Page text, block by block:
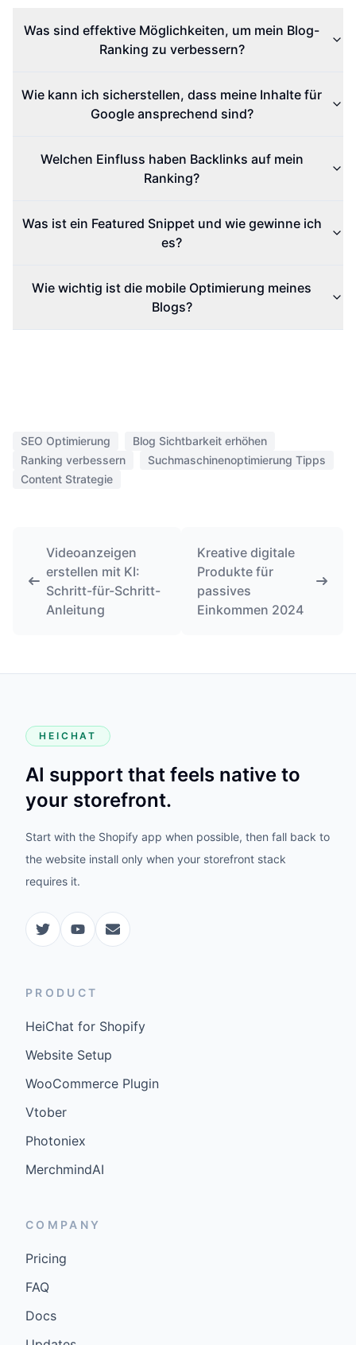
Was sind effektive Möglichkeiten, um mein Blog-
Ranking zu verbessern?
Wie kann ich sicherstellen, dass meine Inhalte für
Google ansprechend sind?
Welchen Einfluss haben Backlinks auf mein
Ranking?
Was ist ein Featured Snippet und wie gewinne ich
es?
Wie wichtig ist die mobile Optimierung meines
Blogs?
SEO Optimierung
Blog Sichtbarkeit erhöhen
Ranking verbessern
Suchmaschinenoptimierung Tipps
Content Strategie
Videoanzeigen
erstellen mit KI:
Schritt-für-Schritt-
Anleitung
Kreative digitale
Produkte für
passives
Einkommen 2024
HEICHAT
AI support that feels native to
your storefront.
Start with the Shopify app when possible, then fall back to
the website install only when your storefront stack
requires it.
PRODUCT
HeiChat for Shopify
Website Setup
WooCommerce Plugin
Vtober
Photoniex
MerchmindAI
COMPANY
Pricing
FAQ
Docs